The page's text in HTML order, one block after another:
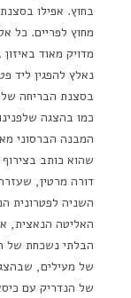
בחוץ. אפילו
מחוץ לפריים. כל
מדויק מאוד
נאלץ להפגין ליד
בסצנת הבריחה
כמו בהצגה
המבנה הברסוני
שהוא כותב
דורה מרטין,
השניה לפטרונית
האליטה הנאצית,
הבלתי נשכחת של
של מעילים,
של הנדריק עם